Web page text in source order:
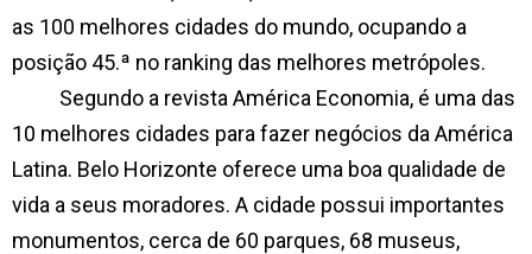
as 100 melhores cidades do mundo, ocupando a
posição 45.ª no ranking das melhores metrópoles.
Segundo a revista América Economia, é uma das
10 melhores cidades para fazer negócios da América
Latina. Belo Horizonte oferece uma boa qualidade de
vida a seus moradores. A cidade possui importantes
monumentos, cerca de 60 parques, 68 museus,